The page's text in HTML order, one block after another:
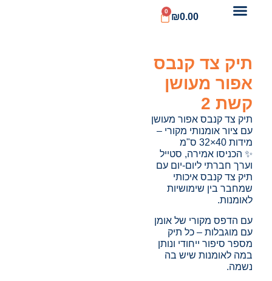
₪0.00
0
תיק צד קנבס
אפור מעושן
קשת 2
תיק צד קנבס אפור מעושן
עם ציור אומנותי מקורי –
מידות 40×32 ס"מ
✨ הכניסו אמירה, סטייל
וערך חברתי ליום-יום עם
תיק צד קנבס איכותי
שמחבר בין שימושיות
לאומנות.
עם הדפס מקורי של אומן
עם מוגבלות – כל תיק
מספר סיפור ייחודי ונותן
במה לאומנות שיש בה
נשמה.